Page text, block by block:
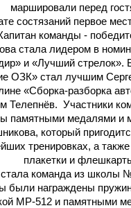
маршировали перед
состязаний первое
команды -
стала лидером в
и «Лучший стрелок».
ОЗК» стал лучшим
«Сборка-разборка
Телепнёв. Участники
памятными медалями и
который
тренировках, а
плакетки и
команда из школы
были награждены
МР-512 и памятными